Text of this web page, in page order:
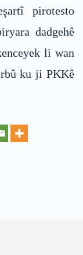
pirotesto
dadgehê
li wan
ku ji PKKê